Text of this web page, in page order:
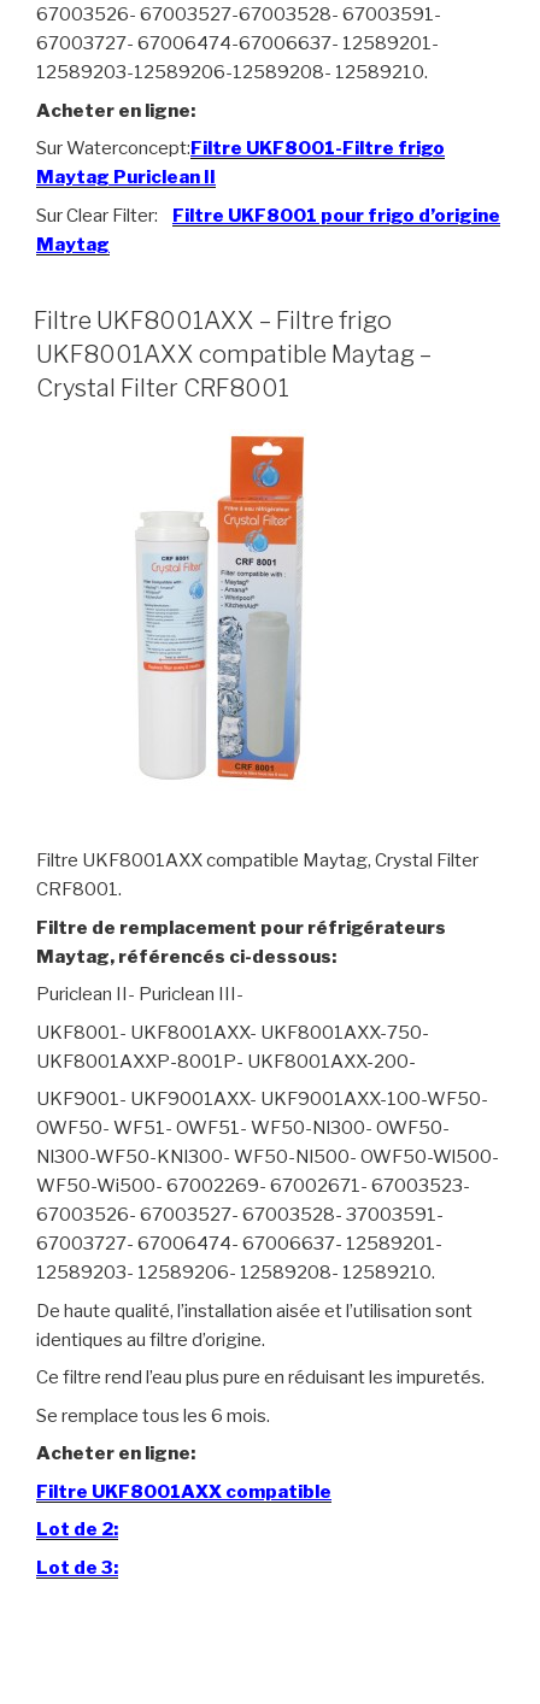
67003526- 67003527-67003528- 67003591-
67003727- 67006474-67006637- 12589201-
12589203-12589206-12589208- 12589210.
Acheter en ligne:
Sur Waterconcept:Filtre UKF8001-Filtre frigo
Maytag Puriclean II
Sur Clear Filter: Filtre UKF8001 pour frigo d’origine
Maytag
Filtre UKF8001AXX – Filtre frigo
UKF8001AXX compatible Maytag –
Crystal Filter CRF8001
Filtre UKF8001AXX compatible Maytag, Crystal Filter
CRF8001.
Filtre de remplacement pour réfrigérateurs
Maytag, référencés ci-dessous:
Puriclean II- Puriclean III-
UKF8001- UKF8001AXX- UKF8001AXX-750-
UKF8001AXXP-8001P- UKF8001AXX-200-
UKF9001- UKF9001AXX- UKF9001AXX-100-WF50-
OWF50- WF51- OWF51- WF50-Nl300- OWF50-
Nl300-WF50-KNl300- WF50-Nl500- OWF50-Wl500-
WF50-Wi500- 67002269- 67002671- 67003523-
67003526- 67003527- 67003528- 37003591-
67003727- 67006474- 67006637- 12589201-
12589203- 12589206- 12589208- 12589210.
De haute qualité, l’installation aisée et l’utilisation sont
identiques au filtre d’origine.
Ce filtre rend l’eau plus pure en réduisant les impuretés.
Se remplace tous les 6 mois.
Acheter en ligne:
Filtre UKF8001AXX compatible
Lot de 2:
Lot de 3: